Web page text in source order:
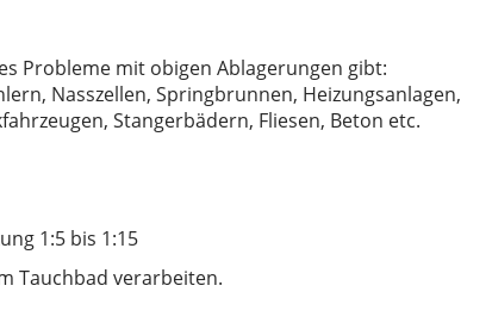
Probleme mit obigen Ablagerungen gibt:
Nasszellen, Springbrunnen, Heizungsanlagen,
Stangerbädern, Fliesen, Beton etc.
1:5 bis 1:15
Tauchbad verarbeiten.